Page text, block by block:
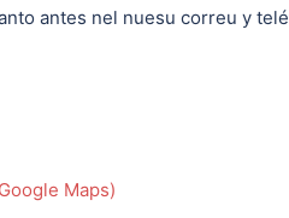
antes nel nuesu correu y
Maps)